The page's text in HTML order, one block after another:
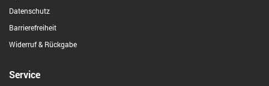
Datenschutz
Barrierefreiheit
Widerruf & Rückgabe
Service